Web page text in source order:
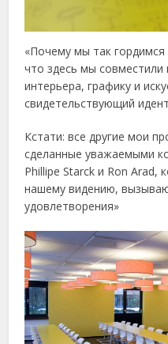
«Почему мы так
что здесь мы совместили
интерьера, графику и
свидетельствующий
Кстати: все другие мои
сделанные уважаемыми
Phillipe Starck и Ron Arad,
нашему видению,
удовлетворения»